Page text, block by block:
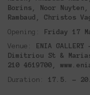
Borins , Noor Nuyten,
Rambaud, Christos
Opening:
Friday 17
Venue:
ENIA
Dimitriou
St &
210 4619700,
Duration:
17.5. –